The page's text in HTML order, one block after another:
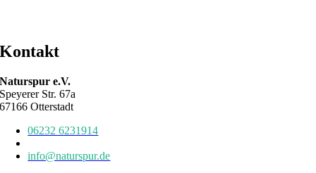
Kontakt
Naturspur e.V.
Speyerer Str. 67a
67166 Otterstadt
06232 6231914
info@naturspur.de